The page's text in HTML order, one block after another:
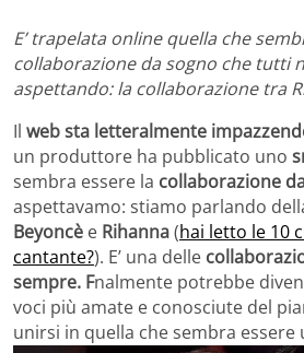
E’ trapelata online quella che
collaborazione da sogno che tutti
aspettando: la collaborazione tra
Il web sta letteralmente
un produttore ha pubblicato uno
sembra essere la collaborazione
aspettavamo: stiamo parlando
Beyoncè e Rihanna(hai letto le 10
cantante?). E’ una delle
sempre. Fnalmente potrebbe
voci più amate e conosciute del
unirsi in quella che sembra essere